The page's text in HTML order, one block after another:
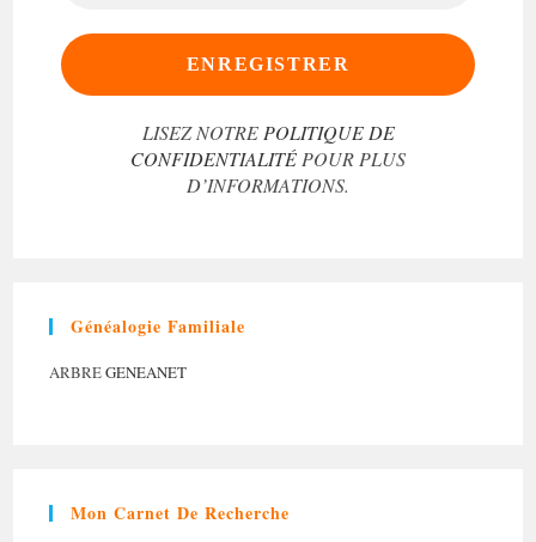
LISEZ NOTRE POLITIQUE DE
CONFIDENTIALITÉ POUR PLUS
D’INFORMATIONS.
Généalogie Familiale
ARBREGENEANET
Mon Carnet De Recherche